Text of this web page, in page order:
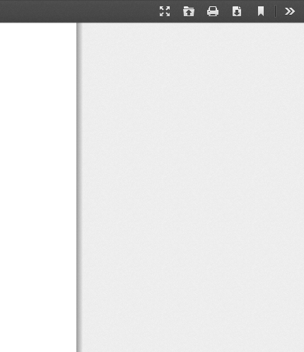
Presentation
Open Print Download
Current